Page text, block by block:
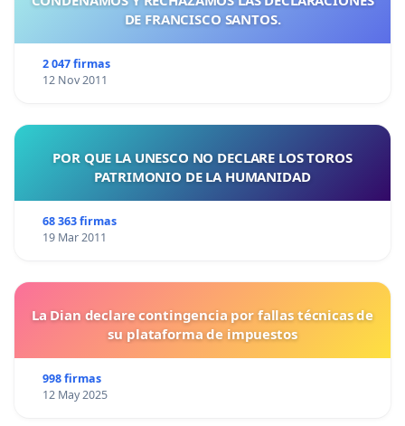
DE FRANCISCO SANTOS.
2 047 firmas
12 Nov 2011
POR QUE LA UNESCO NO DECLARE LOS TOROS
PATRIMONIO DE LA HUMANIDAD
68 363 firmas
19 Mar 2011
La Dian declare contingencia por fallas técnicas de
su plataforma de impuestos
998 firmas
12 May 2025